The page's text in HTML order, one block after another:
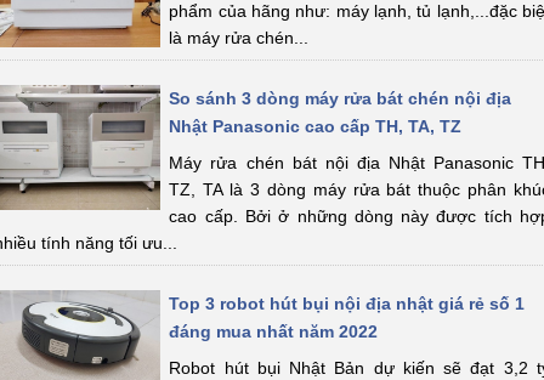
phẩm của hãng như: máy lạnh, tủ lạnh,...đặc
là máy rửa chén...
So sánh 3 dòng máy rửa bát chén nội địa
Nhật Panasonic cao cấp TH, TA, TZ
Máy rửa chén bát nội địa Nhật Panasonic
TZ, TA là 3 dòng máy rửa bát thuộc phân
cao cấp. Bởi ở những dòng này được tích
tính năng tối ưu...
Top 3 robot hút bụi nội địa nhật giá rẻ số 1
đáng mua nhất năm 2022
Robot hút bụi Nhật Bản dự kiến sẽ đạt 3,2